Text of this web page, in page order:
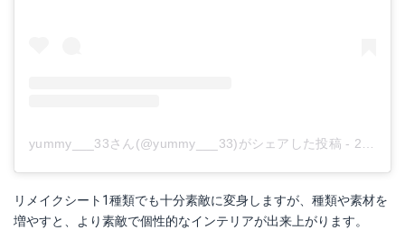
yummy___33さん(@yummy___33)がシェアした投稿 - 2018年 4月月12日午前2時34分PDT
リメイクシート1種類でも十分素敵に変身しますが、種類や素材を
増やすと、より素敵で個性的なインテリアが出来上がります。